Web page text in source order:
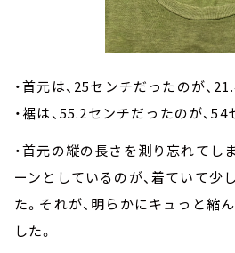
・首元は、25センチだったのが、
・裾は、55.2センチだったのが、54
・首元の縦の長さを測り忘れてし
ーンとしているのが、着ていて少
た。それが、明らかにキュっと縮
した。